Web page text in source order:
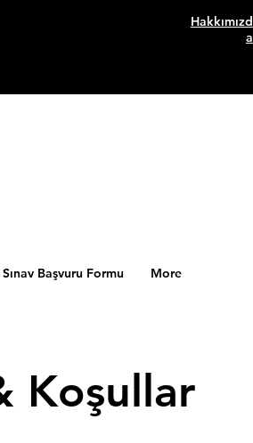
Hakkımızd
a
Başvuru Formu More
Koşullar